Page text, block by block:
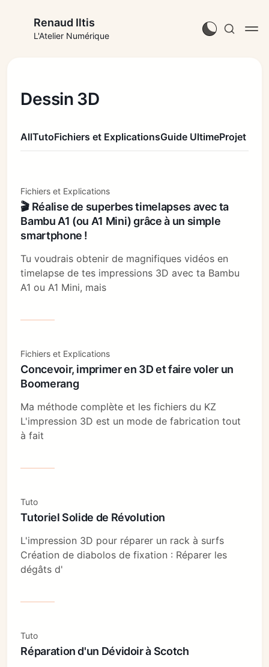
Renaud Iltis
L'Atelier Numérique
Dessin 3D
AllTutoFichiers et ExplicationsGuide UltimeProjet
Fichiers et Explications
🎬 Réalise de superbes timelapses avec ta
Bambu A1 (ou A1 Mini) grâce à un simple
smartphone !
Tu voudrais obtenir de magnifiques vidéos en
timelapse de tes impressions 3D avec ta Bambu
A1 ou A1 Mini, mais
Fichiers et Explications
Concevoir, imprimer en 3D et faire voler un
Boomerang
Ma méthode complète et les fichiers du KZ
L'impression 3D est un mode de fabrication tout
à fait
Tuto
Tutoriel Solide de Révolution
L'impression 3D pour réparer un rack à surfs
Création de diabolos de fixation : Réparer les
dégâts d'
Tuto
Réparation d'un Dévidoir à Scotch